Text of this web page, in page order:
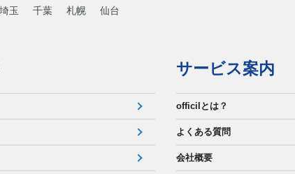
埼玉 千葉 札幌 仙台
サービス案内
officilとは？
よくある質問
会社概要